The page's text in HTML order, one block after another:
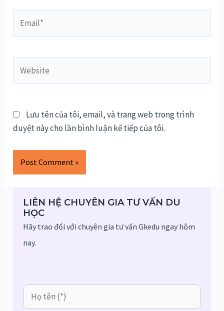
Lưu tên của tôi, email, và trang web trong trình
duyệt này cho lần bình luận kế tiếp của tôi.
LIÊN HỆ CHUYÊN GIA TƯ VẤN DU
HỌC
Hãy trao đổi với chuyên gia tư vấn Gkedu ngay hôm
nay.